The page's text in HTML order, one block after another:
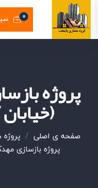
0
پروژه
صفحه ی اصلی / پروژه
پروژه بازسازی